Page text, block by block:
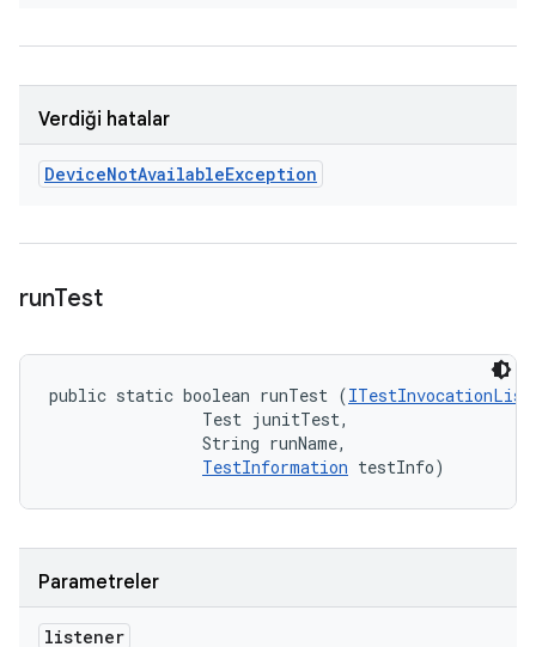
Verdiği hatalar
DeviceNotAvailableException
runTest
public static boolean runTest (
                Test junitTest,
                String runName,
TestInformation testInfo)
Parametreler
listener